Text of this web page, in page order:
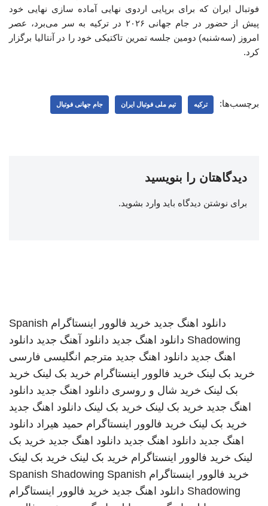
فوتبال ایران که برای برپایی اردوی نهایی آماده سازی نهایی خود
پیش از حضور در جام جهانی ٢٠٢۶ در ترکیه به سر می‌برد، عصر
امروز (سه‌شنبه) دومین جلسه تمرین تاکتیکی خود را در آنتالیا برگزار
کرد.
برچسب‌ها: ترکیه تیم ملی فوتبال ایران جام جهانی فوتبال
دیدگاهتان را بنویسید
برای نوشتن دیدگاه باید وارد بشوید.
دانلود اهنگ جدید خرید فالوور اینستاگرام Spanish
Shadowing دانلود اهنگ جدید دانلود آهنگ جدید دانلود
اهنگ جدید دانلود اهنگ جدید مترجم انگلیسی فارسی
خرید بک لینک خرید فالوور اینستاگرام خرید بک لینک خرید
بک لینک خرید شال و روسری دانلود اهنگ جدید دانلود
اهنگ جدید خرید بک لینک خرید بک لینک دانلود اهنگ جدید
خرید بک لینک خرید فالوور اینستاگرام حمید هیراد دانلود
اهنگ جدید دانلود اهنگ جدید دانلود اهنگ جدید خرید بک
لینک خرید فالوور اینستاگرام خرید بک لینک خرید بک لینک
خرید فالوور اینستاگرام
Spanish Shadowing Spanish
Shadowing دانلود اهنگ جدید خرید فالوور اینستاگرام